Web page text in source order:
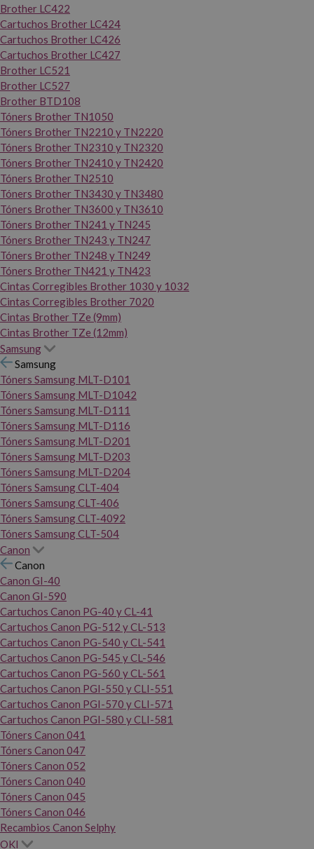
Brother LC422
Cartuchos Brother LC424
Cartuchos Brother LC426
Cartuchos Brother LC427
Brother LC521
Brother LC527
Brother BTD108
Tóners Brother TN1050
Tóners Brother TN2210 y TN2220
Tóners Brother TN2310 y TN2320
Tóners Brother TN2410 y TN2420
Tóners Brother TN2510
Tóners Brother TN3430 y TN3480
Tóners Brother TN3600 y TN3610
Tóners Brother TN241 y TN245
Tóners Brother TN243 y TN247
Tóners Brother TN248 y TN249
Tóners Brother TN421 y TN423
Cintas Corregibles Brother 1030 y 1032
Cintas Corregibles Brother 7020
Cintas Brother TZe (9mm)
Cintas Brother TZe (12mm)
Samsung
Samsung
Tóners Samsung MLT-D101
Tóners Samsung MLT-D1042
Tóners Samsung MLT-D111
Tóners Samsung MLT-D116
Tóners Samsung MLT-D201
Tóners Samsung MLT-D203
Tóners Samsung MLT-D204
Tóners Samsung CLT-404
Tóners Samsung CLT-406
Tóners Samsung CLT-4092
Tóners Samsung CLT-504
Canon
Canon
Canon GI-40
Canon GI-590
Cartuchos Canon PG-40 y CL-41
Cartuchos Canon PG-512 y CL-513
Cartuchos Canon PG-540 y CL-541
Cartuchos Canon PG-545 y CL-546
Cartuchos Canon PG-560 y CL-561
Cartuchos Canon PGI-550 y CLI-551
Cartuchos Canon PGI-570 y CLI-571
Cartuchos Canon PGI-580 y CLI-581
Tóners Canon 041
Tóners Canon 047
Tóners Canon 052
Tóners Canon 040
Tóners Canon 045
Tóners Canon 046
Recambios Canon Selphy
OKI